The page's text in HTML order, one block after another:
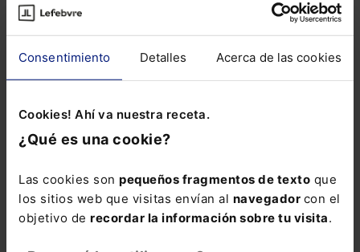
Consentimiento Detalles Acerca de las cookies
Cookies! Ahí va nuestra receta.
¿Qué es una cookie?
Las cookies son pequeños fragmentos de texto que
los sitios web que visitas envían al navegador con el
objetivo de recordar la información sobre tu visita.
IMPROCEDENTE INCAPACIDAD TOTAL
INMOVILIZADO INSPECTORES DE TRABAJO
LIBERTAD DE CULTO LICENCIA DE DEFUNCION
MINISTRA DE JUSTICIA
PLENO MUNICIPAL PREMIOS AECA
PRESTACIÓN DE DESEMPLEO